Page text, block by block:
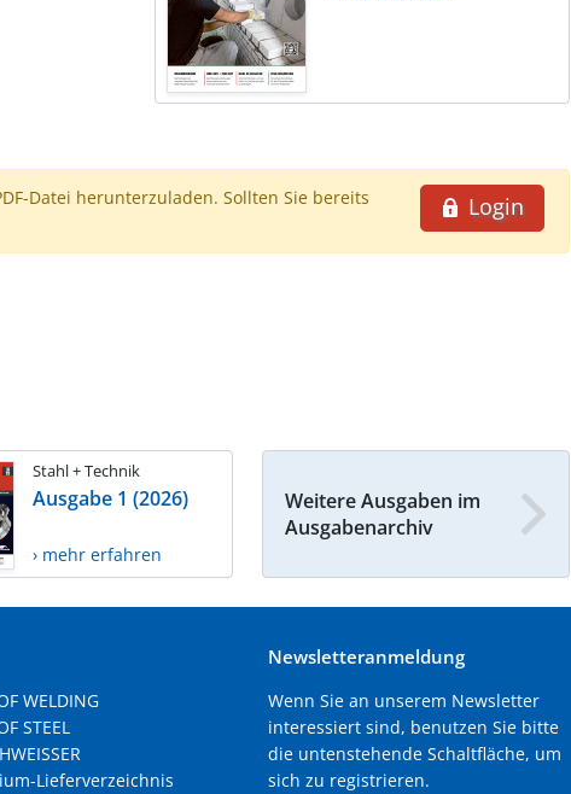
Login
Datei herunterzuladen. Sollten Sie bereits
Stahl + Technik
Ausgabe 1 (2026)
› mehr erfahren
Weitere Ausgaben im
Ausgabenarchiv
WELDING
STEEL
Lieferverzeichnis
Newsletteranmeldung
Wenn Sie an unserem Newsletter
interessiert sind, benutzen Sie bitte
die untenstehende Schaltfläche, um
sich zu registrieren.